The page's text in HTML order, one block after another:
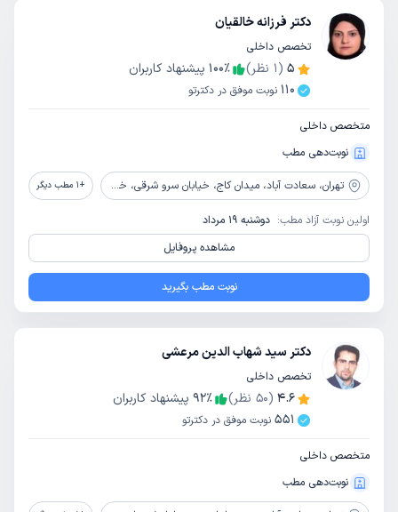
دکتر فرزانه خالقیان
تخصص داخلی
5
(
1 نظر) 100٪
پیشنهاد کاربران
110 نوبت موفق در دکترتو
متخصص داخلی
نوبت‌دهی مطب
تهران، سعادت آباد، میدان کاج، خیابان سرو شرقی، خیابان مجد، پلاک 8، طبقه دوم +
1 مطب دیگر
اولین نوبت آزاد مطب: دوشنبه 19 مرداد
مشاهده پروفایل
نوبت مطب بگیرید
دکتر سید شهاب الدین مرعشی
تخصص داخلی
4.6
(
50 نظر) 92٪
پیشنهاد کاربران
551 نوبت موفق در دکترتو
متخصص داخلی
نوبت‌دهی مطب